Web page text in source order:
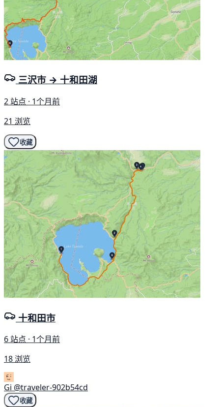
三沢市 → 十和田湖
2 站点 · 1个月前
21 浏览
收藏
十和田市
6 站点 · 1个月前
18 浏览
Gi @traveler-902b54cd
收藏